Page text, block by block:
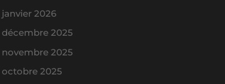
janvier 2026
décembre 2025
novembre 2025
octobre 2025